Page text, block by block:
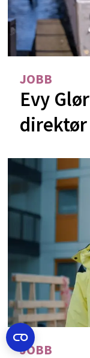
JOBB
Evy
direktør
JOBB